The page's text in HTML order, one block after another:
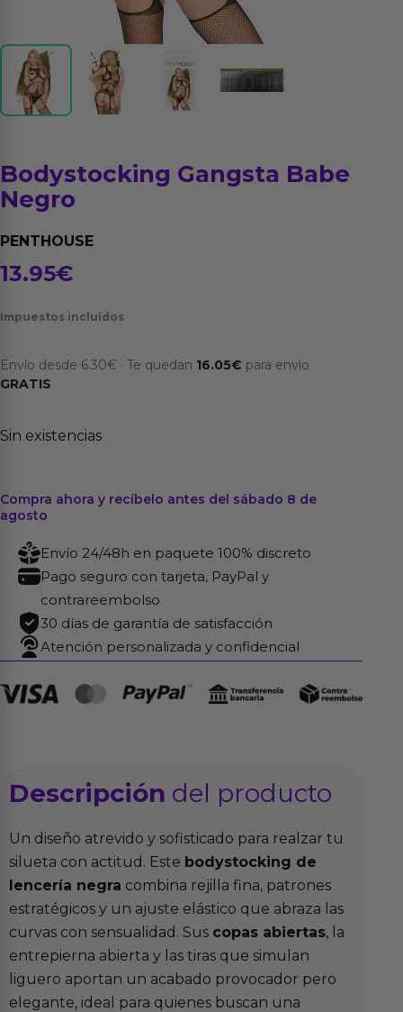
Bodystocking Gangsta Babe
Negro
PENTHOUSE
13.95€
Impuestos incluídos
Envío desde 6.30€ · Te quedan 16.05€ para envío
GRATIS
Sin existencias
Compra ahora y recíbelo antes del sábado 8 de
agosto
Envío 24/48h en paquete 100% discreto
Pago seguro con tarjeta, PayPal y
contrareembolso
30 días de garantía de satisfacción
Atención personalizada y confidencial
Descripción del producto
Un diseño atrevido y sofisticado para realzar tu
silueta con actitud. Este bodystocking de
lencería negra combina rejilla fina, patrones
estratégicos y un ajuste elástico que abraza las
curvas con sensualidad. Sus copas abiertas, la
entrepierna abierta y las tiras que simulan
liguero aportan un acabado provocador pero
elegante, ideal para quienes buscan una